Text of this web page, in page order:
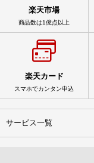
楽天市場
商品数は1億点以上
楽天カード
スマホでカンタン申込
サービス一覧